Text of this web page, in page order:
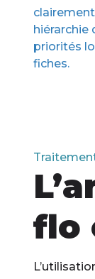
hiérarchie
priorités
fiches.
flo